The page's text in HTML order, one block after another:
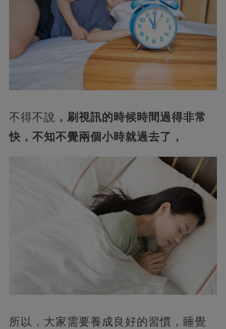
不得不說 ，刷視訊的時候時間過得非常
快，不知不覺兩個小時就過去了，
所以，大家需要養成良好的習慣，睡覺